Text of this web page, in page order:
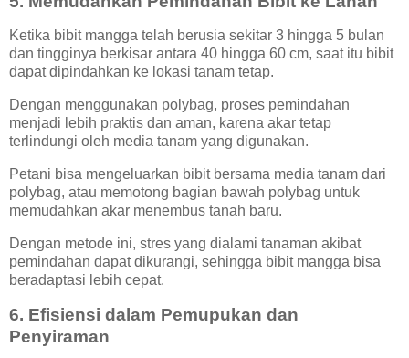
Ketika bibit mangga telah berusia sekitar 3 hingga 5 bulan
dan tingginya berkisar antara 40 hingga 60 cm, saat itu bibit
dapat dipindahkan ke lokasi tanam tetap.
Dengan menggunakan polybag, proses pemindahan
menjadi lebih praktis dan aman, karena akar tetap
terlindungi oleh media tanam yang digunakan.
Petani bisa mengeluarkan bibit bersama media tanam dari
polybag, atau memotong bagian bawah polybag untuk
memudahkan akar menembus tanah baru.
Dengan metode ini, stres yang dialami tanaman akibat
pemindahan dapat dikurangi, sehingga bibit mangga bisa
beradaptasi lebih cepat.
6. Efisiensi dalam Pemupukan dan
Penyiraman